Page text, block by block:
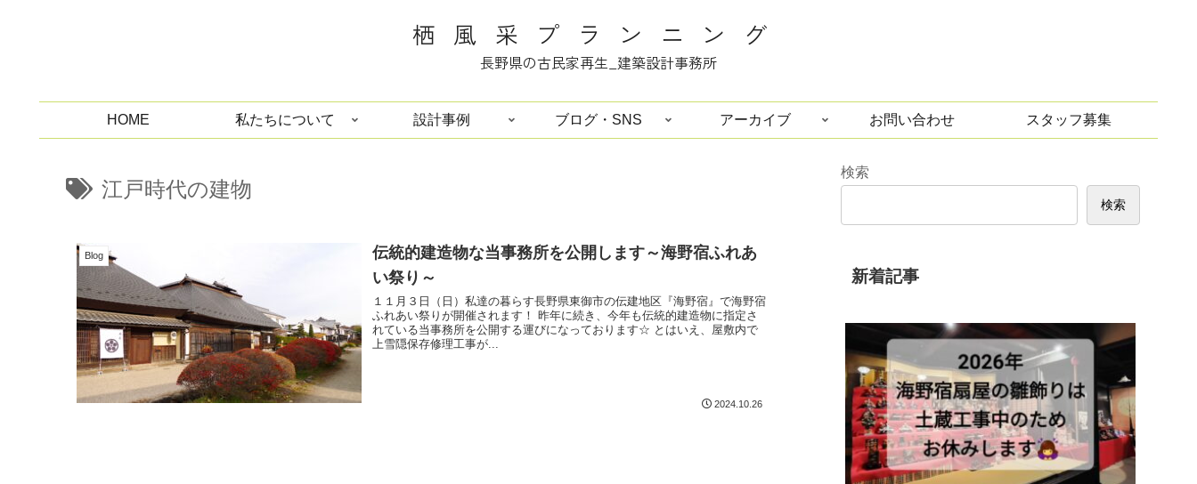
栖風采プランニング
長野県の古民家再生_建築設計事務所
HOME 私たちについて 設計事例 ブログ・SNS アーカイブ お問い合わせ スタッフ募集
江戸時代の建物
Blog
伝統的建造物な当事務所を公開します～海野宿ふれあ
い祭り～
１１月３日（日）私達の暮らす長野県東御市の伝建地区『海野宿』で海野宿
ふれあい祭りが開催されます！ 昨年に続き、今年も伝統的建造物に指定さ
れている当事務所を公開する運びになっております☆ とはいえ、屋敷内で
上雪隠保存修理工事が...
2024.10.26
検索
検索
新着記事